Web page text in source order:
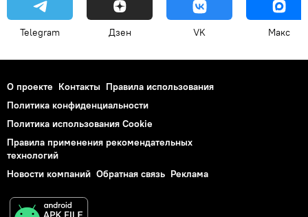
Telegram Дзен VK Макс
О проекте Контакты Правила использования
Политика конфиденциальности
Политика использования Cookie
Правила применения рекомендательных
технологий
Новости компаний Обратная связь Реклама